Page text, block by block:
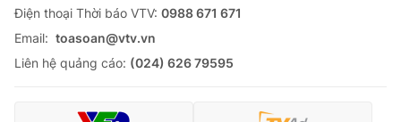
Ðiện thoại Thời báo VTV: 0988 671 671
Email: toasoan@vtv.vn
Liên hệ quảng cáo: (024) 626 79595